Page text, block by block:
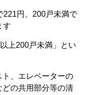
221円、 200戸未満で
す
上200戸未満」とい
、エレベーターの
の共用部分等の清